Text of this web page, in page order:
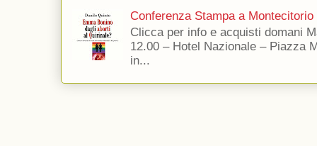
Conferenza Stampa a Montecitorio
Clicca per info e acquisti domani
12.00 – Hotel Nazionale – Piazza
in...